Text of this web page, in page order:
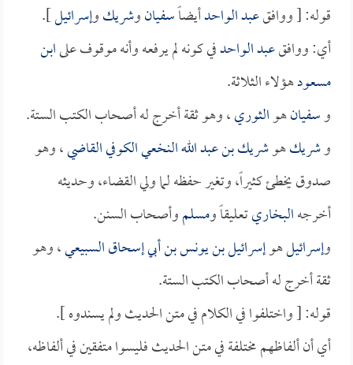
قوله: [ ووافقعبد الواحدأيضاًسفيانوشريكوإسرائيل].
أي: ووافقعبد الواحدفي كونه لم يرفعه وأنه موقوف علىابن
مسعودهؤلاء الثلاثة.
وسفيانهوالثوري، وهو ثقة أخرج له أصحاب الكتب الستة.
وشريكهوشريك بن عبد الله النخعي الكوفي القاضي، وهو
صدوق يخطئ كثيراً، وتغير حفظه لما ولي القضاء، وحديثه
أخرجهالبخاريتعليقاً ومسلموأصحاب السنن.
وإسرائيلهوإسرائيل بن يونس بن أبي إسحاق السبيعي، وهو
ثقة أخرج له أصحاب الكتب الستة.
قوله: [ واختلفوا في الكلام في متن الحديث ولم يسندوه ].
أي أن ألفاظهم مختلفة في متن الحديث فليسوا متفقين في ألفاظه،